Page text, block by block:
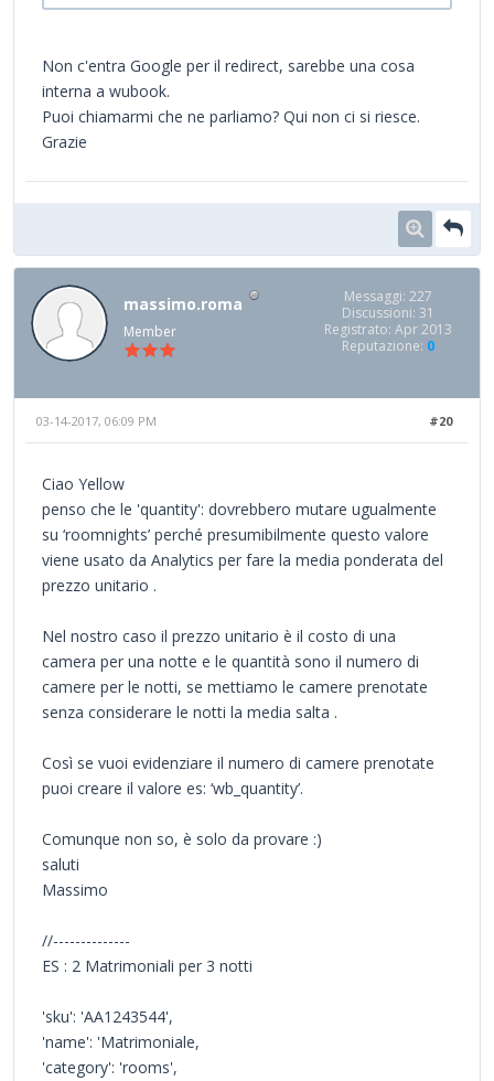
Non c'entra Google per il redirect, sarebbe una cosa
interna a wubook.
Puoi chiamarmi che ne parliamo? Qui non ci si riesce.
Grazie
massimo.roma
Member
Messaggi: 227
Discussioni: 31
Registrato: Apr 2013
Reputazione: 0
#20
03-14-2017, 06:09 PM
Ciao Yellow
penso che le 'quantity': dovrebbero mutare ugualmente
su ‘roomnights’ perché presumibilmente questo valore
viene usato da Analytics per fare la media ponderata del
prezzo unitario .
Nel nostro caso il prezzo unitario è il costo di una
camera per una notte e le quantità sono il numero di
camere per le notti, se mettiamo le camere prenotate
senza considerare le notti la media salta .
Così se vuoi evidenziare il numero di camere prenotate
puoi creare il valore es: ‘wb_quantity’.
Comunque non so, è solo da provare :)
saluti
Massimo
//--------------
ES : 2 Matrimoniali per 3 notti
'sku': 'AA1243544',
'name': 'Matrimoniale,
'category': 'rooms',